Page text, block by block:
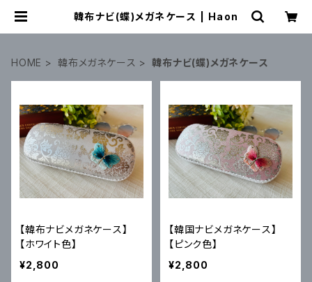
韓布ナビ(蝶)メガネケース | Haon
HOME 韓布メガネケース 韓布ナビ(蝶)メガネケース
【韓布ナビメガネケース】
【ホワイト色】
¥2,800
【韓国ナビメガネケース】
【ピンク色】
¥2,800